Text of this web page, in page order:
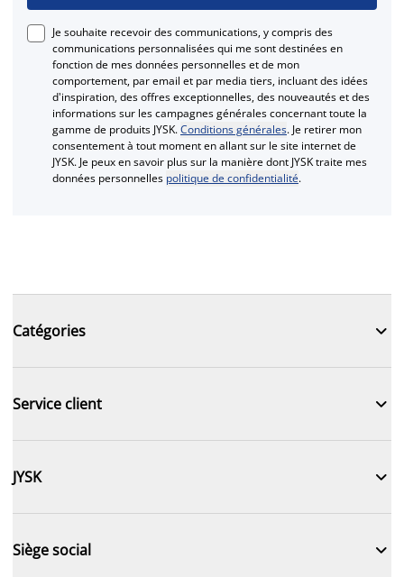
Je souhaite recevoir des communications, y compris des
communications personnalisées qui me sont destinées en
fonction de mes données personnelles et de mon
comportement, par email et par media tiers, incluant des idées
d'inspiration, des offres exceptionnelles, des nouveautés et des
informations sur les campagnes générales concernant toute la
gamme de produits JYSK.Conditions générales. Je retirer mon
consentement à tout moment en allant sur le site internet de
JYSK. Je peux en savoir plus sur la manière dont JYSK traite mes
données personnelles politique de confidentialité.
Catégories 
Service client 
JYSK 
Siège social 